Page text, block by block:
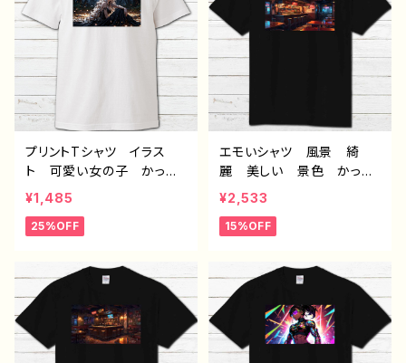
オリジナル デザイン グッ
ズ ノンブランド H-7
オリジナル デザイン グッ
ズ ノンブランド H-7
プリントTシャツ イラス
ト 可愛い女の子 かっこ
いい女子 美しい女の子
金髪 ロングヘア おしゃ
れ エモい メンズ レデ
め 人気 イラストレータ
ー 絵師 クリエイター
白 半袖シャツ コラボ
オリジナル デザイン グッ
ズ ノンブランド H-7
¥1,485
25%OFF
エモいシャツ 風景 綺
麗 美しい 景色 かっこ
いい メンズ レディー
ス おしゃれ プリント黒T
シャツ 個性的 おすす
イラストレーター 絵師
デザイン コラボ オリジ
ナル デザイン グッズ
半袖シャツ ノンブランド
J1-9
¥2,533
15%OFF